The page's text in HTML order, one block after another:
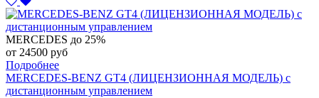
MERCEDES до 25%
от 24500 руб
Подробнее
MERCEDES-BENZ GT4 (ЛИЦЕНЗИОННАЯ МОДЕЛЬ) с
дистанционным управлением